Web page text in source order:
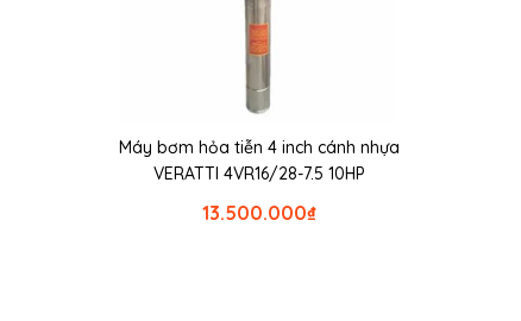
Máy bơm hỏa tiễn 4 inch cánh nhựa
VERATTI 4VR16/28-7.5 10HP
₫
13.500.000